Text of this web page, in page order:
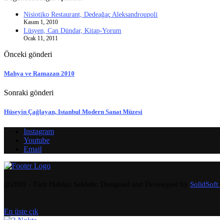
Nisiotiko Restaurant, Dedeağaç Aleksandroupoli
Kasım 1, 2010
Lüsyen, Can Dündar, Kitap-Yorum
Ocak 11, 2011
Önceki gönderi
Mahya ve Ramazan 2010
Sonraki gönderi
Hüseyin Çağlayan, Istanbul Modern Sanat Müzesi
Instagram
Youtube
Email
SolidSoft
En üste çık